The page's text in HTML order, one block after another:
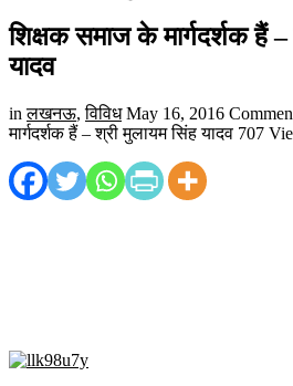
शिक्षक समाज के मार्गदर्शक हैं
यादव
inलखनऊ,विविध May 16, 2016
मार्गदर्शक हैं – श्री मुलायम सिंह यादव 707